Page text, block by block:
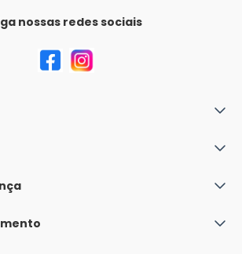
nossas redes sociais
e Devoluções